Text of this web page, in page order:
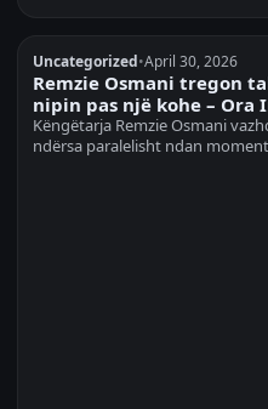
Uncategorized•April 30, 2026
Remzie Osmani tregon
nipin pas një kohe – Ora
Këngëtarja Remzie Osmani
ndërsa paralelisht ndan